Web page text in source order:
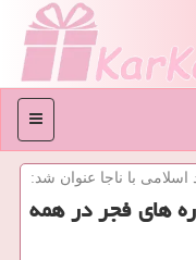
منو
با ناجا عنوان شد:
های فجر در همه